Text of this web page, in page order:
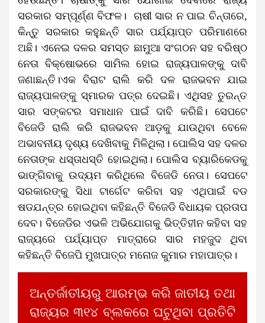
ସରକାର ସମ୍ପୂର୍ଣ୍ଣ ବିଫଳ। ଚାଷୀ ସାର ନ ପାଇ ଚିନ୍ତାରେ,
କିନ୍ତୁ ସରକାର କହୁଛନ୍ତି ସାର ପର୍ଯ୍ୟାପ୍ତ ପରିମାଣରେ
ଅଛି। ଏନେଇ ଦଳର ସମସ୍ତ ଛାମୁଆ ସଂଗଠନ ସହ ବରିଷ୍ଠ
ନେତା ବିକ୍ଷୋଭରେ ସାମିଲ ହୋଇ ରାଜ୍ୟପାଳଙ୍କୁ ଦାବି
ଜଣାଛନ୍ତି।ଏକ ବିରାଟ ରାଲି କରି ଦଳ ରାଜଭବନ ଯାଇ
ରାଜ୍ୟପାଳଙ୍କୁ ସ୍ମାରକ ପତ୍ର ଦେଇଛି। ଏଥିସହ ତୁରନ୍ତ
ସାର ସଙ୍କଟର ସମାଧାନ ପାଇଁ ଦାବି କରିଛି। ସେପଟେ
ବିଜେଡି ରାଲି କରି ରାଜଭବନ ଆଡ଼କୁ ଯାଉଥିବା ବେଳେ
ଅଭାବନୀୟ ଦୃଶ୍ୟ ଦେଖିବାକୁ ମିଳିଥିଲା। ପୋଲିସ ସହ ଦଳର
ନେତାଙ୍କ ଧସ୍ତାଧସ୍ତି ହୋଇଥିଲା। ପୋଲିସ ବ୍ୟାରିକେଡକୁ
ଭାଙ୍ଗିବାକୁ ଉଦ୍ୟମ କରିଥିଲେ ବିଜେଡି ନେତା। ସେପଟେ
ସରକାରଙ୍କୁ ସିଧା ଟାର୍ଗେଟ କରିବା ସହ ଏଥିପାଇଁ ବଡ
ଷଡଯନ୍ତ୍ର ହୋଇଥିବା କହିଛନ୍ତି ବିଜେଡି ବିଧାୟକ ପ୍ରତାପ
ଦେବ। ବିଜେଡିର ଏଭଳି ଅଭିଯୋଗକୁ ଭିତ୍ତିହୀନ କହିବା ସହ
ରାଜ୍ୟରେ ପର୍ଯ୍ୟାପ୍ତ ମାତ୍ରାରେ ସାର ମହଜୁଦ ଥିବା
କହିଛନ୍ତି ବିଜେପି ମୁଖପାତ୍ର ମନୋଜ କୁମାର ମହାପାତ୍ର।
ଅନ୍ତର୍ଜାତୀୟରୁ ଆରମ୍ଭ କରି ଜାତୀୟ ତଥା
ରାଜ୍ୟର ୩୧୪ ବ୍ଲକରେ ଘଟୁଥିବା ପ୍ରତିଟି